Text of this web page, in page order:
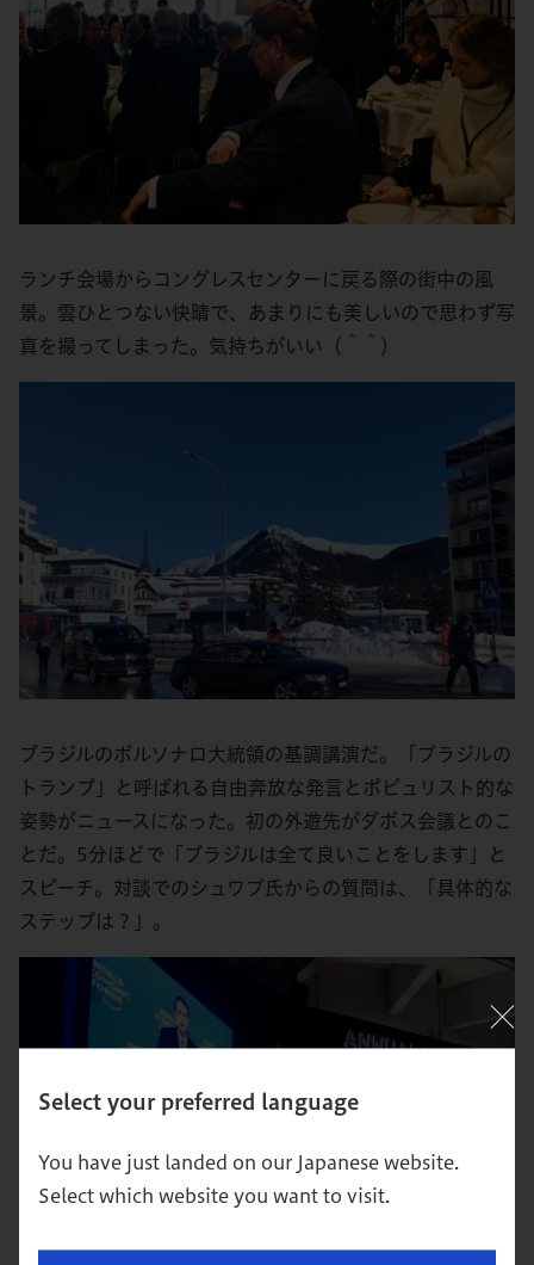
Select your preferred language
You have just landed on our Japanese website.
Select which website you want to visit.
ランチ会場からコングレスセンターに戻る際の街中の風
景。雲ひとつない快晴で、あまりにも美しいので思わず写
真を撮ってしまった。気持ちがいい（＾＾）
ブラジルのボルソナロ大統領の基調講演だ。「ブラジルの
トランプ」と呼ばれる自由奔放な発言とポピュリスト的な
姿勢がニュースになった。初の外遊先がダボス会議とのこ
とだ。5分ほどで「ブラジルは全て良いことをします」と
スピーチ。対談でのシュワブ氏からの質問は、「具体的な
ステップは？」。